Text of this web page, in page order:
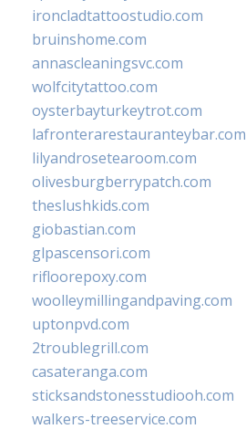
ironcladtattoostudio.com
bruinshome.com
annascleaningsvc.com
wolfcitytattoo.com
oysterbayturkeytrot.com
lafronterarestauranteybar.com
lilyandrosetearoom.com
olivesburgberrypatch.com
theslushkids.com
giobastian.com
glpascensori.com
rifloorepoxy.com
woolleymillingandpaving.com
uptonpvd.com
2troublegrill.com
casateranga.com
sticksandstonesstudiooh.com
walkers-treeservice.com